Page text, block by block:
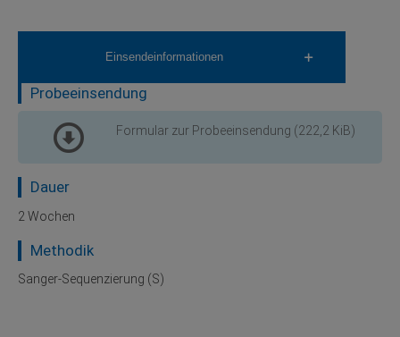
Einsendeinformationen
Probeeinsendung
Formular zur Probeeinsendung (222,2 KiB)
Dauer
2 Wochen
Methodik
Sanger-Sequenzierung (S)